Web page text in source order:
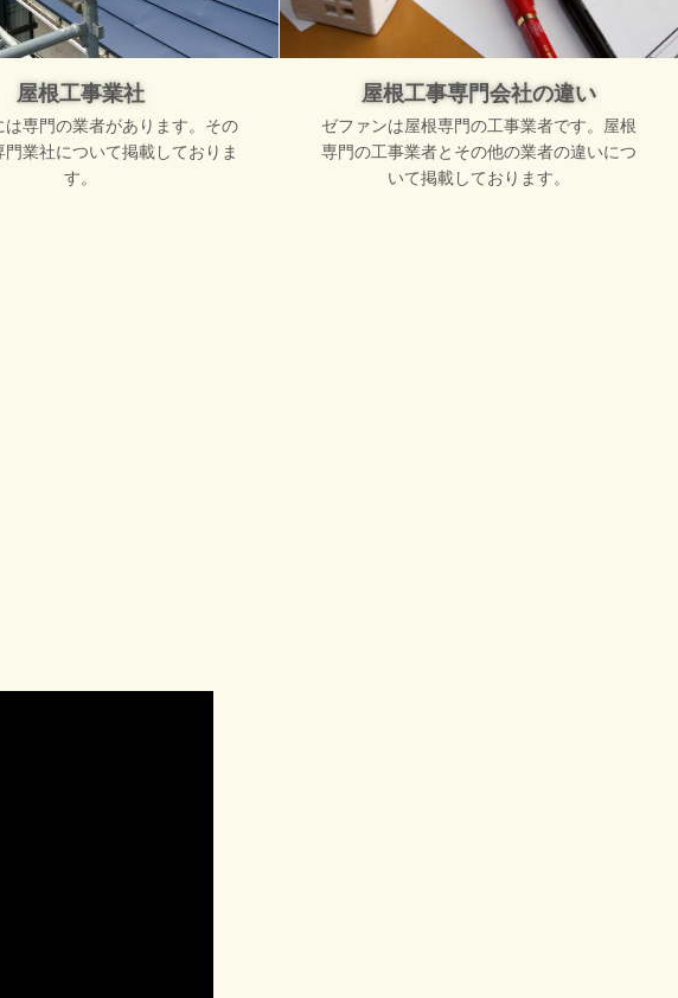
屋根工事業社
は専門の業者があります。その
門業社について掲載しておりま
す。
屋根工事専門会社の違い
ゼファンは屋根専門の工事業者です。屋根
専門の工事業者とその他の業者の違いにつ
いて掲載しております。